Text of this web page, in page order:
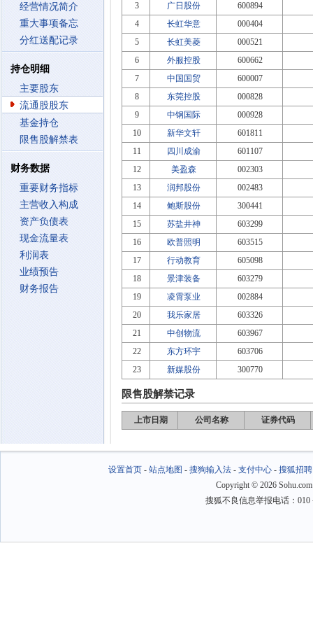
经营情况简介
重大事项备忘
分红送配记录
持仓明细
主要股东
流通股股东
基金持仓
限售股解禁表
财务数据
重要财务指标
主营收入构成
资产负债表
现金流量表
利润表
业绩预告
财务报告
3
广日股份
600894
4
长虹华意
000404
5
长虹美菱
000521
6
外服控股
600662
7
中国国贸
600007
8
东莞控股
000828
9
中钢国际
000928
10
新华文轩
601811
11
四川成渝
601107
12
美盈森
002303
13
润邦股份
002483
14
鲍斯股份
300441
15
苏盐井神
603299
16
欧普照明
603515
17
行动教育
605098
18
景津装备
603279
19
凌霄泵业
002884
20
我乐家居
603326
21
中创物流
603967
22
东方环宇
603706
23
新媒股份 300770
限售股解禁记录
上市日期 公司名称 证券代码
设置首页- 站点地图 - 搜狗输入法- 支付中心- 搜狐招聘
Copyright © 2026
搜狐不良信息举报电话：010